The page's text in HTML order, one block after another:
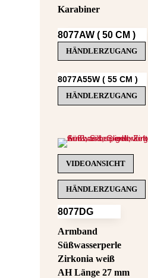
Karabiner
8077AW ( 50 CM )
HÄNDLERZUGANG
8077A55W ( 55 CM )
HÄNDLERZUGANG
VIDEOANSICHT
HÄNDLERZUGANG
8077DG
Armband
Süßwasserperle
Zirkonia weiß
AH Länge 27 mm